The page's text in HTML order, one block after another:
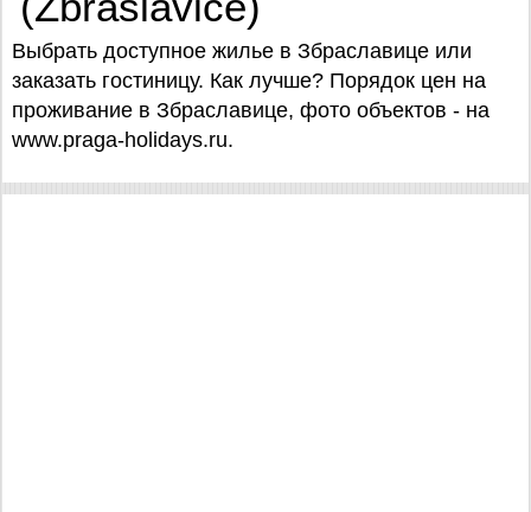
Выбрать доступное жилье в Збраславице или
заказать гостиницу. Как лучше? Порядок цен на
проживание в Збраславице, фото объектов - на
www.praga-holidays.ru.